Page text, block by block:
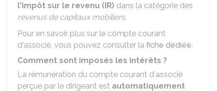
l'impôt sur le revenu (IR) dans la catégorie des
revenus de capitaux mobiliers.
Pour en savoir plus sur le compte courant
d'associé, vous pouvez consulter la fiche dédiée.
Comment sont imposés les intérêts ?
La rémunération du compte courant d'associé
perçue par le dirigeant est automatiquement